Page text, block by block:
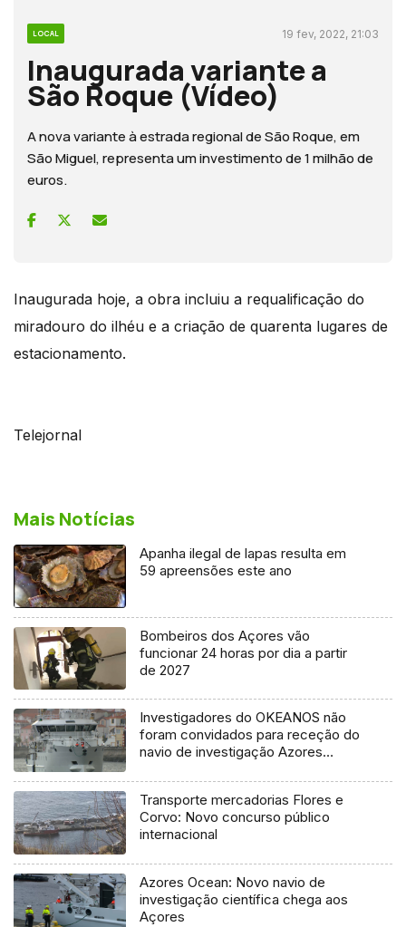
LOCAL 19 fev, 2022, 21:03
Inaugurada variante a
São Roque (Vídeo)
A nova variante à estrada regional de São Roque, em
São Miguel, representa um investimento de 1 milhão de
euros.
Inaugurada hoje, a obra incluiu a requalificação do
miradouro do ilhéu e a criação de quarenta lugares de
estacionamento.
Telejornal
Mais Notícias
Apanha ilegal de lapas resulta em
59 apreensões este ano
Bombeiros dos Açores vão
funcionar 24 horas por dia a partir
de 2027
Investigadores do OKEANOS não
foram convidados para receção do
navio de investigação Azores
Transporte mercadorias Flores e
Corvo: Novo concurso público
internacional
Azores Ocean: Novo navio de
investigação científica chega aos
Açores